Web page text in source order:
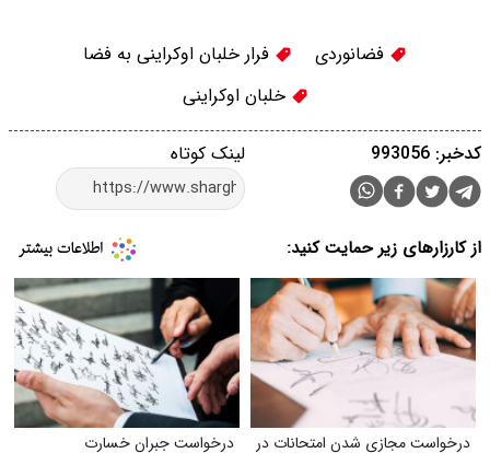
فضانوردی
فرار خلبان اوکراینی به فضا
خلبان اوکراینی
لینک کوتاه کدخبر: 993056
از کارزارهای زیر حمایت کنید:
درخواست مجازی شدن امتحانات در
درخواست جبران خسارت